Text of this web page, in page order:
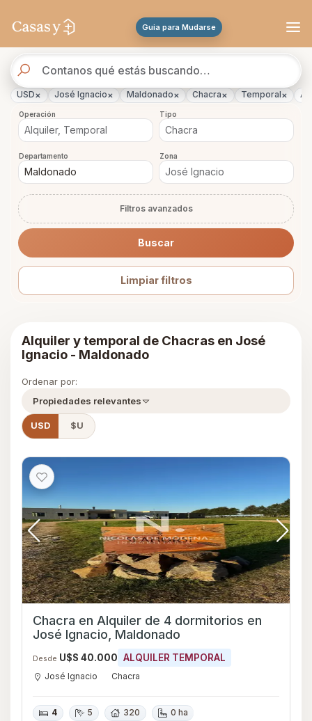
Guia para Mudarse
de
propiedades
USD× José Ignacio× Maldonado× Chacra× Temporal ×
Operación Tipo
Departamento Zona
Filtros avanzados
Buscar
Limpiar filtros
Alquiler y temporal de Chacras en José
Ignacio - Maldonado
Ordenar por:
Propiedades relevantes
USD $U
Chacra en Alquiler de 4 dormitorios en
José Ignacio, Maldonado
Desde U$S 40.000 ALQUILER TEMPORAL
José Ignacio Chacra
4 5 320 0 ha